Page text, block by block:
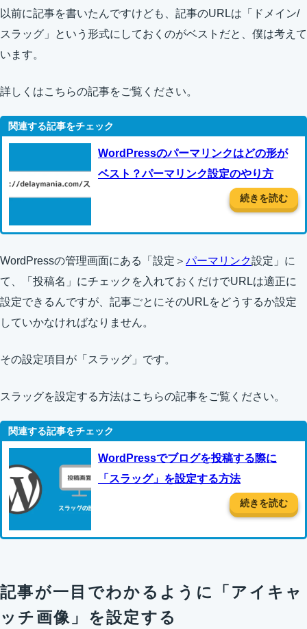
以前に記事を書いたんですけども、記事のURLは「ドメイン/
スラッグ」という形式にしておくのがベストだと、僕は考えて
います。
詳しくはこちらの記事をご覧ください。
WordPressのパーマリンクはどの形が
ベスト？パーマリンク設定のやり方
続きを読む
WordPressの管理画面にある「設定＞ パーマリンク設定」に
て、「投稿名」にチェックを入れておくだけでURLは適正に
設定できるんですが、記事ごとにそのURLをどうするか設定
していかなければなりません。
その設定項目が「スラッグ」です。
スラッグを設定する方法はこちらの記事をご覧ください。
WordPressでブログを投稿する際に
「スラッグ」を設定する方法
続きを読む
記事が一目でわかるように「アイキャ
ッチ画像」を設定する